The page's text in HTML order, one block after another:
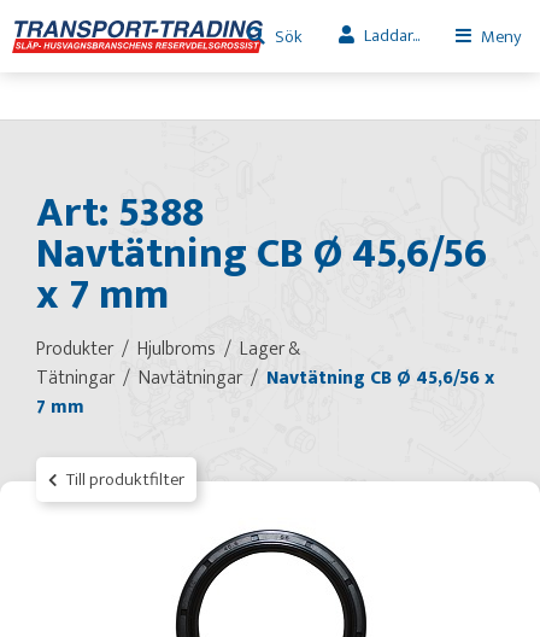
Sök Laddar... Meny
Art: 5388
Navtätning CB Ø 45,6/56
x 7 mm
Produkter Hjulbroms
Lager &
Tätningar
Navtätningar
Navtätning CB Ø 45,6/56 x
7 mm
Till produktfilter